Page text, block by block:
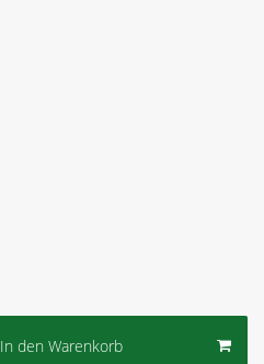
In den Warenkorb